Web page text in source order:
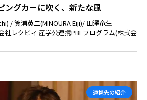
ングカーに吹く、新たな風
/ 箕浦英二(MINOURA Eiji)/ 田澤竜生
社レクビィ 産学公連携PBLプログラム(株式会
連携先の紹介